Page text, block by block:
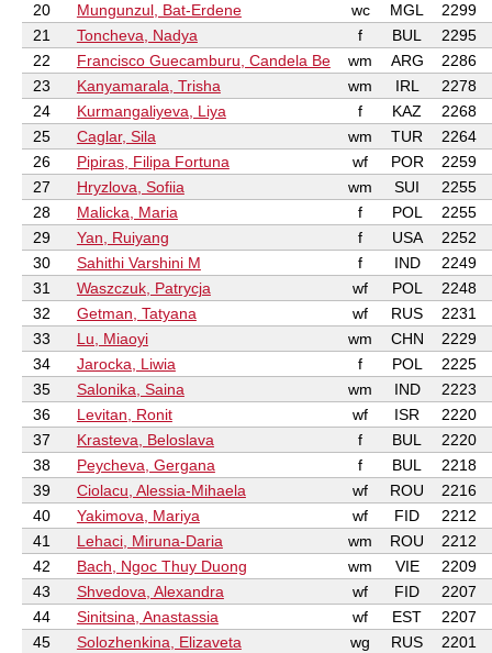
20
Mungunzul, Bat-Erdene wc MGL
2299
21
Toncheva, Nadya f BUL
2295
22
Francisco Guecamburu, Candela Be wm ARG
2286
23
Kanyamarala, Trisha wm IRL
2278
24
Kurmangaliyeva, Liya f KAZ
2268
25
Caglar, Sila wm TUR
2264
26
Pipiras, Filipa Fortuna wf POR
2259
27
Hryzlova, Sofiia wm SUI
2255
28
Malicka, Maria f POL
2255
29
Yan, Ruiyang f USA
2252
30
Sahithi Varshini M f IND
2249
31
Waszczuk, Patrycja wf POL
2248
32
Getman, Tatyana wf RUS
2231
33
Lu, Miaoyi wm CHN
2229
34
Jarocka, Liwia f POL
2225
35
Salonika, Saina wm IND
2223
36
Levitan, Ronit wf ISR
2220
37
Krasteva, Beloslava f BUL
2220
38
Peycheva, Gergana f BUL
2218
39
Ciolacu, Alessia-Mihaela wf ROU
2216
40
Yakimova, Mariya wf FID
2212
41
Lehaci, Miruna-Daria wm ROU
2212
42
Bach, Ngoc Thuy Duong wm VIE
2209
43
Shvedova, Alexandra wf FID
2207
44
Sinitsina, Anastassia wf EST
2207
45
Solozhenkina, Elizaveta wg RUS
2201